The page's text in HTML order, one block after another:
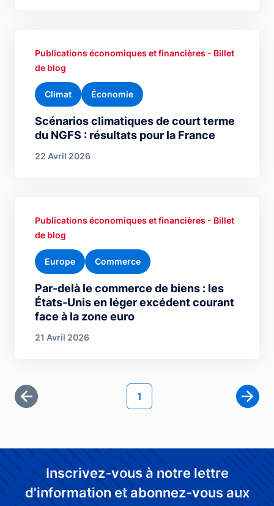
Scénarios climatiques de court terme
du NGFS : résultats pour la France
Publications économiques et financières - Billet
de blog
Climat Économie
22 Avril 2026
Par-delà le commerce de biens : les
États-Unis en léger excédent courant
face à la zone euro
Publications économiques et financières - Billet
de blog
Europe Commerce
21 Avril 2026
Première page
Page courante
1
Page
Inscrivez-vous à notre lettre
d'information et abonnez-vous aux